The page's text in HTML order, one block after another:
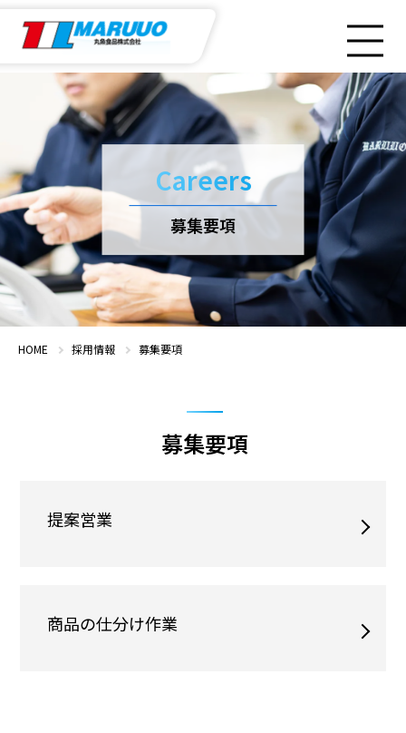
企業情報
丸魚食品の特徴
取扱い商品
取扱い仕入先
採用情報
個人情報保護方針
Careers
募集要項
HOME 採用情報 募集要項
募集要項
提案営業
商品の仕分け作業